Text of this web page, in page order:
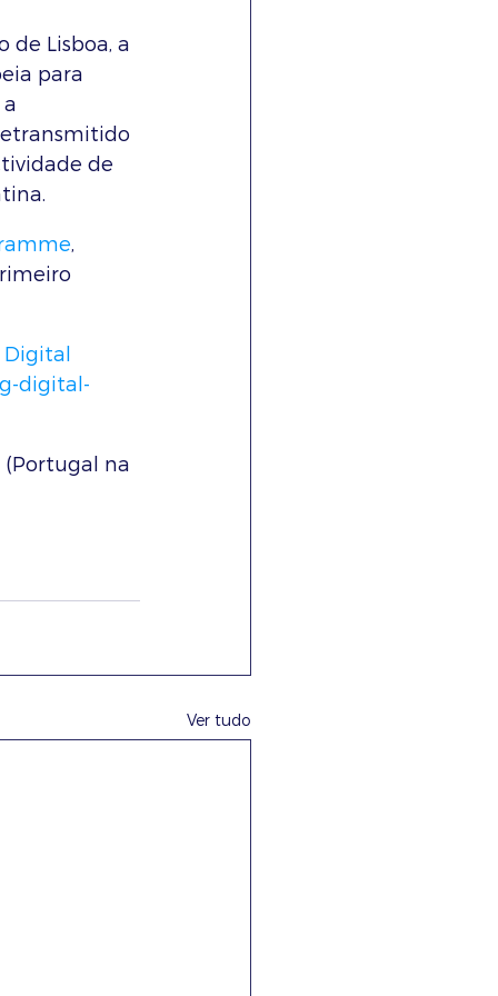
de Lisboa, a
para
de
,
digital-
(Portugal na
Ver tudo